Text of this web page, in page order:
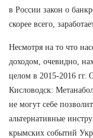
в России закон о
скорее всего,
Несмотря на то что
доходом, очевидно,
целом в 2015-2016 гг.
Кисловодск:
не могут себе
альтернативные
крымских событий